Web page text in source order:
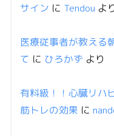
サイン に Tendou よ
医療従事者が教える
て に ひろかず より
有料級！！心臓リハ
筋トレの効果 に